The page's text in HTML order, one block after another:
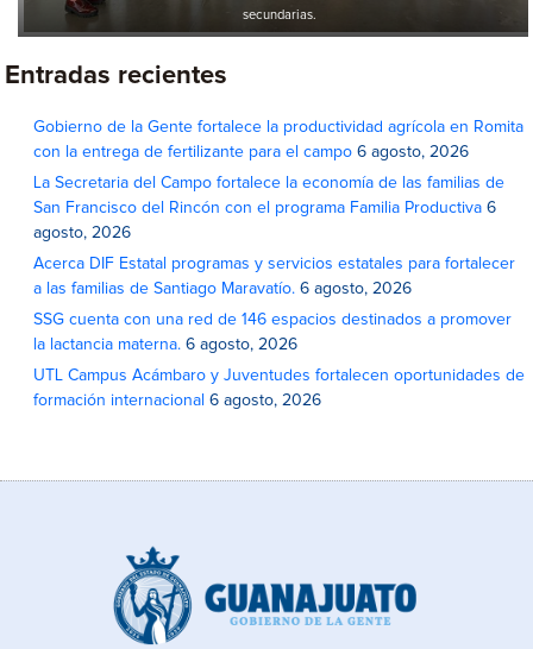
secundarias.
Entradas recientes
Gobierno de la Gente fortalece la productividad agrícola en Romita
con la entrega de fertilizante para el campo 6 agosto, 2026
La Secretaria del Campo fortalece la economía de las familias de
San Francisco del Rincón con el programa Familia Productiva 6
agosto, 2026
Acerca DIF Estatal programas y servicios estatales para fortalecer
a las familias de Santiago Maravatío. 6 agosto, 2026
SSG cuenta con una red de 146 espacios destinados a promover
la lactancia materna. 6 agosto, 2026
UTL Campus Acámbaro y Juventudes fortalecen oportunidades de
formación internacional 6 agosto, 2026